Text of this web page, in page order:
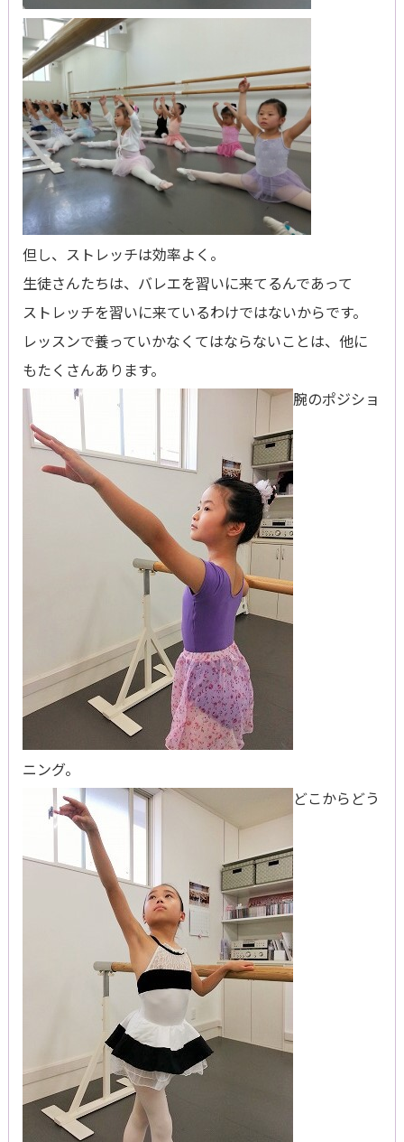
但し、ストレッチは効率よく。
生徒さんたちは、バレエを習いに来てるんであって
ストレッチを習いに来ているわけではないからです。
レッスンで養っていかなくてはならないことは、他に
もたくさんあります。
腕のポジショ
ニング。
どこからどう